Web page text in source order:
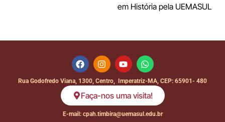
em História pela UEMASUL
Rua Godofredo Viana, 1300, Centro, Imperatriz-MA, CEP: 65901- 480
Faça-nos uma visita!
E-mail: cpah.timbira@uemasul.edu.br